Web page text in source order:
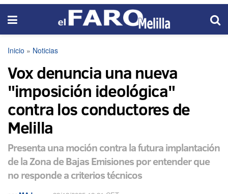
Inicio » Noticias
Vox denuncia una nueva
"imposición ideológica"
contra los conductores de
Melilla
Presenta una moción contra la futura implantación
de la Zona de Bajas Emisiones por entender que
no responde a criterios técnicos